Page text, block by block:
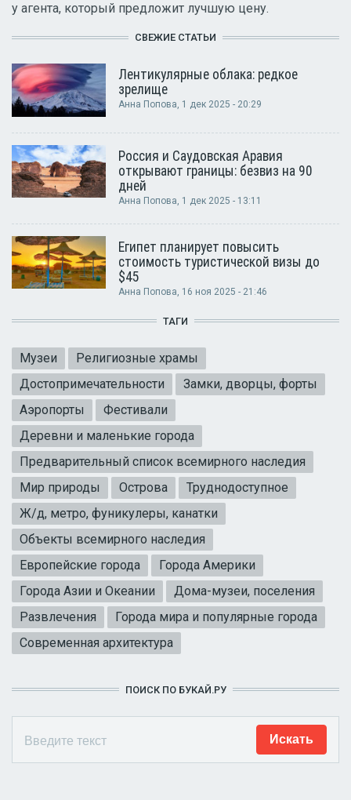
у агента, который предложит лучшую цену.
СВЕЖИЕ СТАТЬИ
Лентикулярные облака: редкое
зрелище
Анна Попова, 1 дек 2025 - 20:29
Россия и Саудовская Аравия
открывают границы: безвиз на 90
дней
Анна Попова, 1 дек 2025 - 13:11
Египет планирует повысить
стоимость туристической визы до
$45
Анна Попова, 16 ноя 2025 - 21:46
ТАГИ
Музеи
Религиозные храмы
Достопримечательности
Замки, дворцы, форты
Аэропорты
Фестивали
Деревни и маленькие города
Предварительный список всемирного наследия
Мир природы
Острова
Труднодоступное
Ж/д, метро, фуникулеры, канатки
Объекты всемирного наследия
Европейские города
Города Америки
Города Азии и Океании
Дома-музеи, поселения
Развлечения
Города мира и популярные города
Современная архитектура
ПОИСК ПО БУКАЙ.РУ